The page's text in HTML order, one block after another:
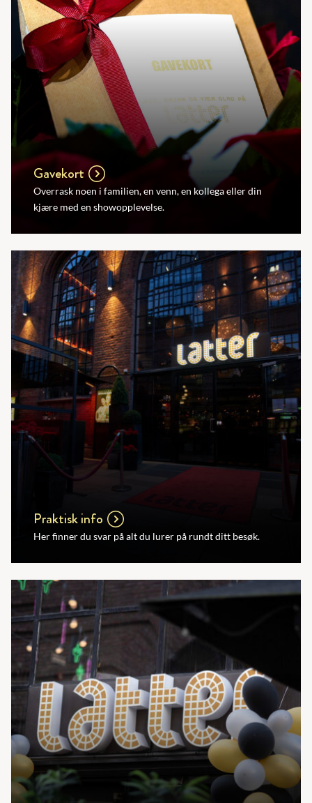
Gavekort
Overrask noen i familien, en venn, en kollega eller din
kjære med en showopplevelse.
Praktisk info
Her finner du svar på alt du lurer på rundt ditt besøk.